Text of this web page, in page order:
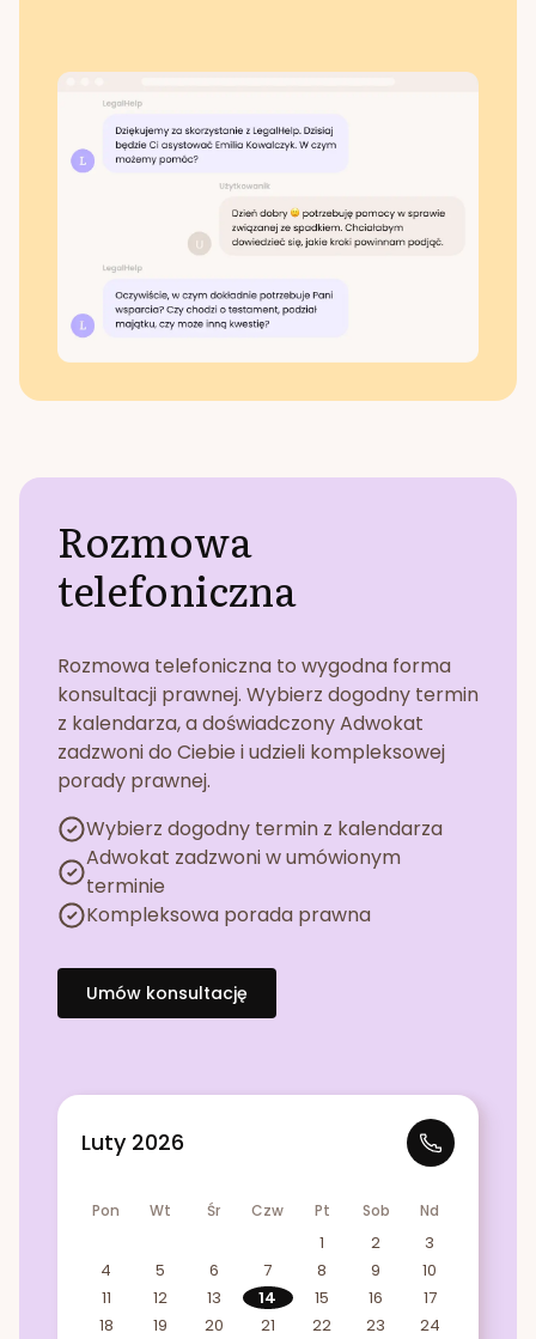
Rozmowa
telefoniczna
Rozmowa telefoniczna to wygodna forma
konsultacji prawnej. Wybierz dogodny termin
z kalendarza, a doświadczony Adwokat
zadzwoni do Ciebie i udzieli kompleksowej
porady prawnej.
Wybierz dogodny termin z kalendarza
Adwokat zadzwoni w umówionym
terminie
Kompleksowa porada prawna
Umów konsultację
Luty 2026
Pon Wt Śr Czw Pt Sob Nd
1 2
3
4
5 6 7 8 9
10
11
12 13 14 15 16
17
18
19 20 21 22 23
24